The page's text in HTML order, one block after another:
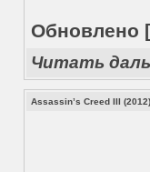
Обновлено
Читать
Assassin’s Creed III